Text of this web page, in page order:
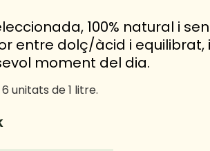
100% natural i
entre dolç/àcid i equilibrat,
moment del dia.
unitats de 1 litre.